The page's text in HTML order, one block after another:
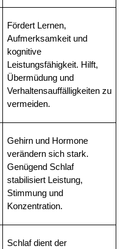
Fördert Lernen,
Aufmerksamkeit und
kognitive
Leistungsfähigkeit. Hilft,
Übermüdung und
Verhaltensauffälligkeiten zu
vermeiden.
Gehirn und Hormone
verändern sich stark.
Genügend Schlaf
stabilisiert Leistung,
Stimmung und
Konzentration.
Schlaf dient der